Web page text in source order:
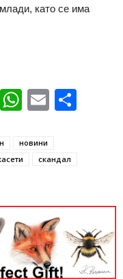
като се има
Pinterest
WhatsApp
Email
новини
скандал